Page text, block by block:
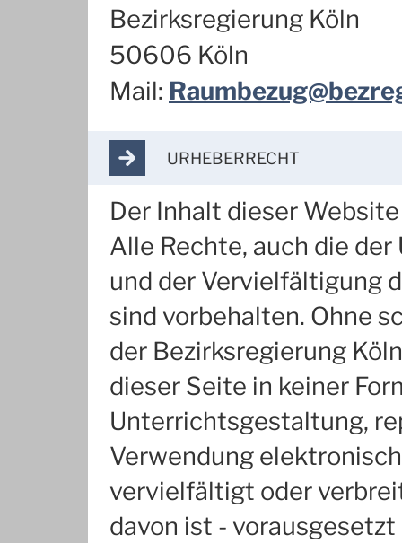
Bezirksregierung Köln
50606 Köln
Mail:
ARROW_FORWARD URHEBERRECHT
Der Inhalt dieser
Alle Rechte, auch die
und der Vervielfältigung
sind vorbehalten. Ohne
der Bezirksregierung
dieser Seite in keiner
Unterrichtsgestaltung,
Verwendung
vervielfältigt oder
davon ist -